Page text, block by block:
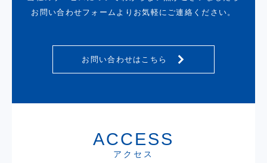
お問い合わせフォームよりお気軽にご連絡ください。
お問い合わせはこちら
ACCESS
アクセス